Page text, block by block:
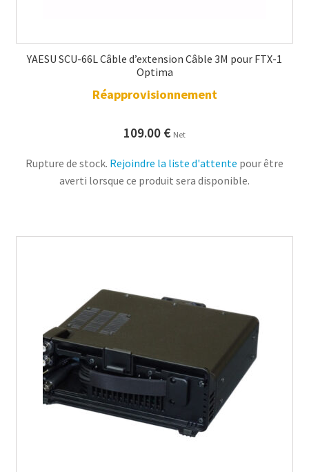
YAESU SCU-66L Câble d’extension Câble 3M pour FTX-1
Optima
Réapprovisionnement
109.00 € Net
Rupture de stock. Rejoindre la liste d'attente pour être
averti lorsque ce produit sera disponible.